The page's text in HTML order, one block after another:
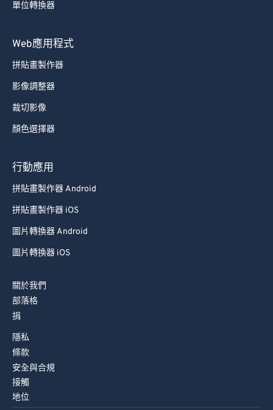
單位轉換器
Web應用程式
拼貼畫製作器
影像調整器
裁切影像
顏色選擇器
行動應用
拼貼畫製作器 Android
拼貼畫製作器 iOS
圖片轉換器 Android
圖片轉換器 iOS
關於我們
部落格
捐
隱私
條款
安全與合規
接觸
地位